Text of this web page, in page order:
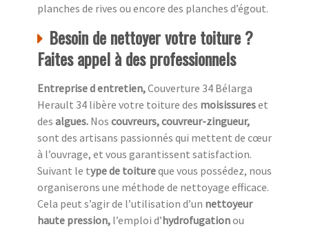
planches de rives ou encore des planches d’égout.
Besoin de nettoyer votre toiture ?
Faites appel à des professionnels
Entreprise d entretien,Couverture 34 Bélarga
Herault 34 libère votre toiture des moisissureset
des algues. Nos couvreurs, couvreur-zingueur,
sont des artisans passionnés qui mettent de cœur
à l’ouvrage, et vous garantissent satisfaction.
Suivant le type de toitureque vous possédez, nous
organiserons une méthode de nettoyage efficace.
Cela peut s’agir de l’utilisation d’un nettoyeur
haute pression, l’emploi d’hydrofugationou